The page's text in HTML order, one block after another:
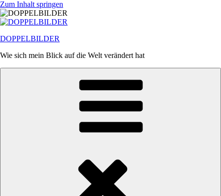
Zum Inhalt springen
DOPPELBILDER
Wie sich mein Blick auf die Welt verändert hat